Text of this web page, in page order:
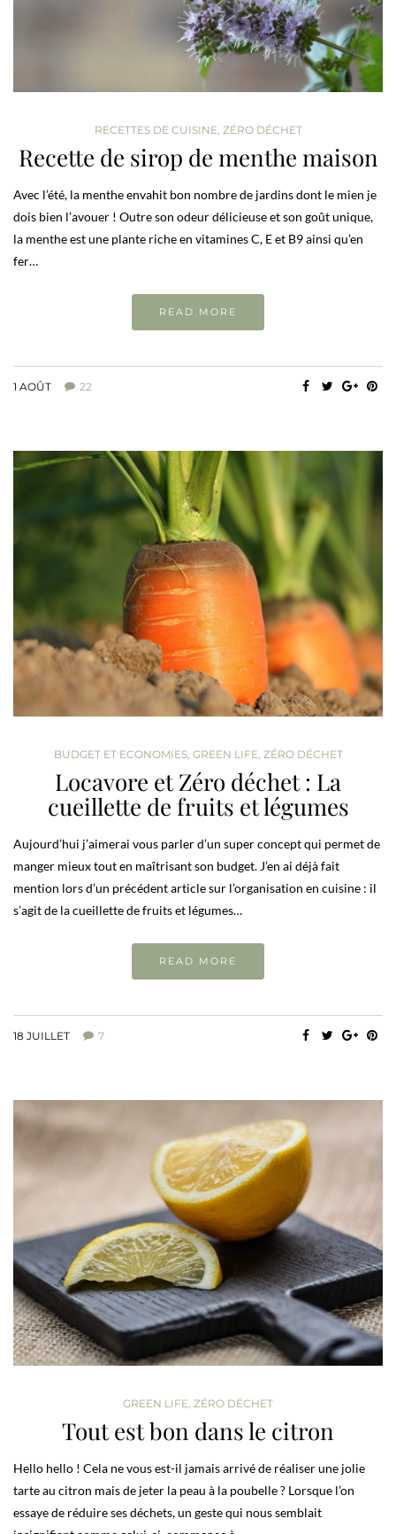
RECETTES DE CUISINE ZÉRO DÉCHET
Recette de sirop de menthe maison
Avec l’été, la menthe envahit bon nombre de jardins dont le mien je
dois bien l’avouer ! Outre son odeur délicieuse et son goût unique,
la menthe est une plante riche en vitamines C, E et B9 ainsi qu’en
fer…
READ MORE
1 AOÛT 22
BUDGET ET ECONOMIES, GREEN LIFE ZÉRO DÉCHET
Locavore et Zéro déchet : La
cueillette de fruits et légumes
Aujourd’hui j’aimerai vous parler d’un super concept qui permet de
manger mieux tout en maîtrisant son budget. J’en ai déjà fait
mention lors d’un précédent article sur l’organisation en cuisine : il
s’agit de la cueillette de fruits et légumes…
READ MORE
18 JUILLET 7
GREEN LIFE ZÉRO DÉCHET
Tout est bon dans le citron
Hello hello ! Cela ne vous est-il jamais arrivé de réaliser une jolie
tarte au citron mais de jeter la peau à la poubelle ? Lorsque l’on
essaye de réduire ses déchets, un geste qui nous semblait